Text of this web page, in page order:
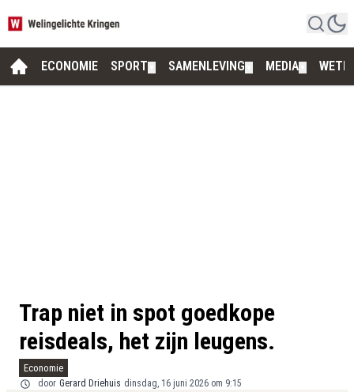
ECONOMIE SPORT SAMENLEVING MEDIA
Trap niet in spot goedkope
reisdeals, het zijn leugens.
Economie
door Gerard Driehuis dinsdag, 16 juni 2026 om 9:15